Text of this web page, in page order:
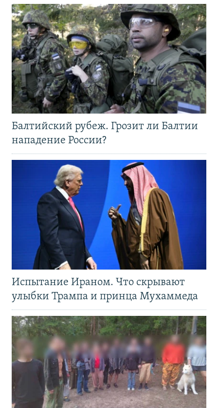
Балтийский рубеж. Грозит ли Балтии
нападение России?
Испытание Ираном. Что скрывают
улыбки Трампа и принца Мухаммеда